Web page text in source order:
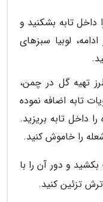
تابه بشکنید و
لوبیا سبزهای
تهیه گل در چمن،
تابه اضافه نموده
داخل تابه بریزید.
و دور آن را با
تزئین کنید.